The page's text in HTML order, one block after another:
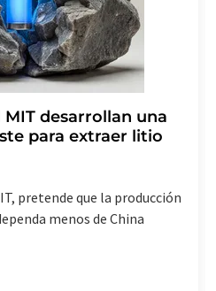
desarrollan una
para extraer litio
pretende que la producción
menos de China